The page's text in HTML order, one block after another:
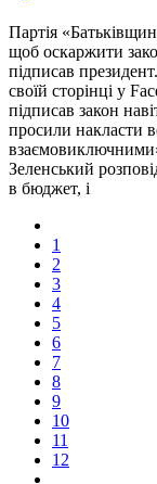
Партія
щоб оскаржити
підписав
своїй сторінці у
підписав закон
просили накласти
Зеленський
в бюджет, і
1
2
3
4
5
6
7
8
9
10
11
12